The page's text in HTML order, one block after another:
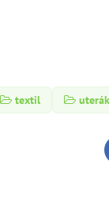
textil